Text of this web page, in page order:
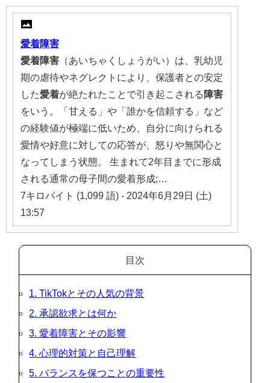
愛着障害
愛着障害 （あいちゃくしょうがい）は、乳幼児
期の虐待やネグレクトにより、保護者との安定
した愛着が絶たれたことで引き起こされる 障害
をいう。「甘える」や「誰かを信頼する」など
の経験値が極端に低いため、自分に向けられる
愛情や好意に対しての応答が、怒りや無関心と
なってしまう状態。 生まれて2年目までに形成
される通常の母子間の愛着形成;…
7キロバイト (1,099 語) - 2024年6月29日 (土)
13:57
目次
1. TikTokとその人気の背景
2. 承認欲求とは何か
3. 愛着障害とその影響
4. 心理的対策と自己理解
5. バランスを保つことの重要性